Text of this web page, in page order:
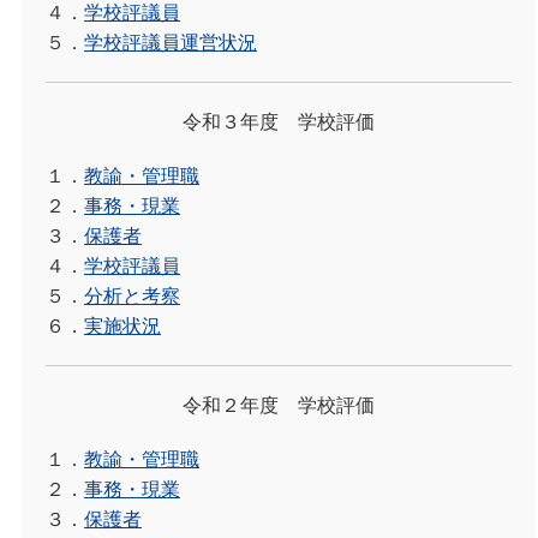
４． 学校評議員
５． 学校評議員運営状況
令和３年度 学校評価
１． 教諭・管理職
２． 事務・現業
３． 保護者
４． 学校評議員
５． 分析と考察
６． 実施状況
令和２年度 学校評価
１． 教諭・管理職
２． 事務・現業
３． 保護者